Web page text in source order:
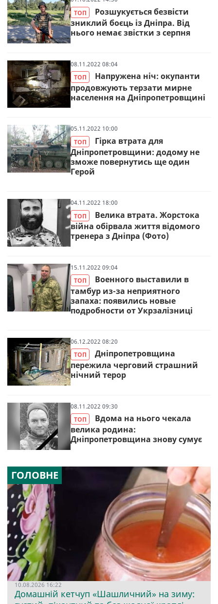
ТОП
Розшукується безвісти
зниклий боєць із Дніпра. Від
нього немає звістки з серпня
08.11.2022 08:04
ТОП
Напружена ніч: окупанти
продовжують терзати мирне
населення на Дніпропетровщині
05.11.2022 10:00
ТОП
Гірка втрата для
Дніпропетровщини: додому не
зможе повернутись ще один
Герой
04.11.2022 18:00
ТОП
Велика втрата. Жорстока
війна обірвала життя відомого
тренера з Дніпра (Фото)
15.11.2022 09:04
ТОП
Военного выставили в
тамбур из-за неприятного
запаха: появились новые
подробности от Укрзалізниці
06.12.2022 08:20
ТОП
Дніпропетровщина
пережила черговий страшний
нічний терор
08.11.2022 09:30
ТОП
Вдома на нього чекала
велика родина:
Дніпропетровщина знову сумує
ГОЛОВНЕ
10.08.2026 16:22
Домашній кетчуп «Шашличний» на зиму: